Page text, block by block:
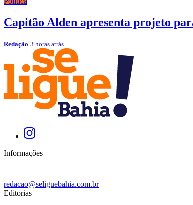
Capitão Alden apresenta projeto
Redação 3 horas atrás
Informações
redacao@seliguebahia.com.br
Editorias